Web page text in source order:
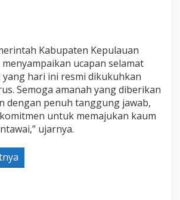
Kabupaten Kepulauan
ucapan selamat
yang hari ini resmi dikukuhkan
Semoga amanah yang diberikan
dengan penuh tanggung jawab,
untuk memajukan kaum
ujarnya.